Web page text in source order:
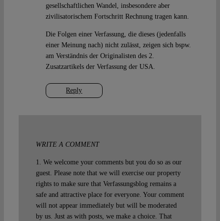
Reply
gesellschaftlichen Wandel, insbesondere aber
zivilisatorischem Fortschritt Rechnung tragen kann.
Die Folgen einer Verfassung, die dieses (jedenfalls
einer Meinung nach) nicht zulässt, zeigen sich bspw.
am Verständnis der Originalisten des 2.
Zusatzartikels der Verfassung der USA.
WRITE A COMMENT
1. We welcome your comments but you do so as our
guest. Please note that we will exercise our property
rights to make sure that Verfassungsblog remains a
safe and attractive place for everyone. Your comment
will not appear immediately but will be moderated
by us. Just as with posts, we make a choice. That